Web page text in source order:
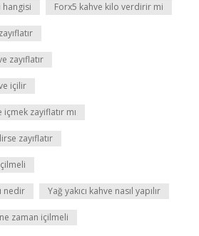
hangisi Forx5 kahve kilo verdirir mi
zayıflatır
içilir
içmek zayiflatır mı
zayıflatır
nedir Yağ yakıcı kahve nasıl yapılır
zaman içilmeli